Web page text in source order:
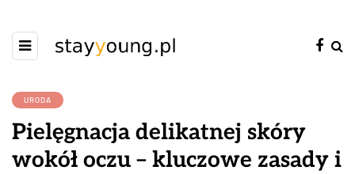
URODA
Pielęgnacja delikatnej skóry
wokół oczu – kluczowe zasady i